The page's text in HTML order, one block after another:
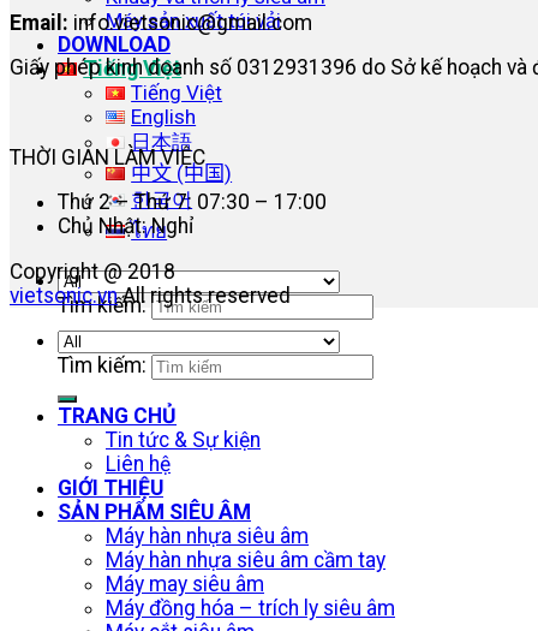
Máy sản xuất túi vải
DOWNLOAD
Tiếng Việt
Tiếng Việt
English
日本語
中文 (中国)
한국어
ไทย
Tìm kiếm:
Email: info.vietsonic@gmail.com
Giấy phép kinh doanh số 0312931396 do Sở kế hoạch
THỜI GIAN LÀM VIỆC
Thứ 2 – Thứ 7: 07:30 – 17:00
Chủ Nhật: Nghỉ
Copyright @ 2018
vietsonic.vnAll rights reserved
Tìm kiếm:
TRANG CHỦ
Tin tức & Sự kiện
Liên hệ
GIỚI THIỆU
SẢN PHẨM SIÊU ÂM
Máy hàn nhựa siêu âm
Máy hàn nhựa siêu âm cầm tay
Máy may siêu âm
Máy đồng hóa – trích ly siêu âm